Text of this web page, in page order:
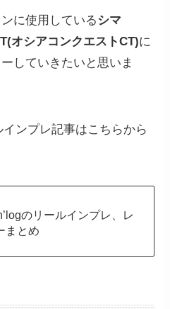
に使用しているシマ
オシアコンクエストCT)に
していきたいと思いま
インプレ記事はこちらから
のリールインプレ、レ
まとめ